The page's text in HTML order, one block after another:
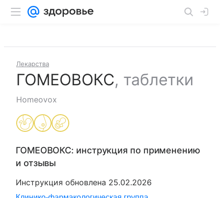
Лекарства
ГОМЕОВОКС, таблетки
Homeovox
ГОМЕОВОКС: инструкция по применению
и отзывы
Инструкция обновлена 25.02.2026